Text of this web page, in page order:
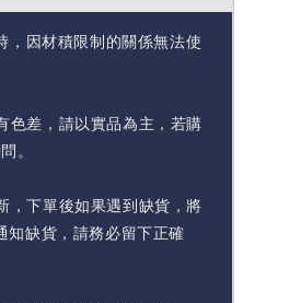
，因材積限制的關係無法使
色差，請以實品為主，若購
。
，下單後如果遇到缺貨，將
缺貨，請務必留下正確